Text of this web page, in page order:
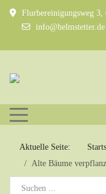
Flurbereinigungsweg
info@helmstetter.de
Mobile Menu Toggle
Aktuelle Seite:
Alte Bäume